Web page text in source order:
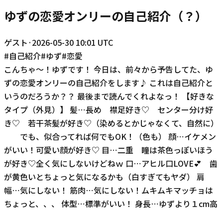
ゆずの恋愛オンリーの自己紹介（？）
ゲスト ·2026-05-30 10:01 UTC
#自己紹介#ゆず#恋愛
こんちゃ〜！ゆずです！ 今日は、前々から予告してた、ゆ
ずの恋愛オンリーの自己紹介をします♪ これは自己紹介と
いうのだろうか？？ 最後まで読んでくれよなっ！ 【好きな
タイプ（外見）】 髪⋯長め 襟足好き♡ センター分け好
き♡ 若干茶髪が好き♡（染めるとかじゃなくて、自然に）
でも、似合ってれば何でもOK！（色も） 顔⋯イケメン
がいい！可愛い顔が好き♡ 目⋯二重 瞳は茶色っぽいほう
が好き♡全く気にしないけどねｗ 口⋯アヒル口LOVE💕 歯
が黄色いとちょっと気になるかも（白すぎてもヤダ） 肩
幅⋯気にしない！ 筋肉⋯気にしない！ムキムキマッチョは
ちょっと、、、 体型⋯標準がいい！ 身長⋯ゆずより１cm高